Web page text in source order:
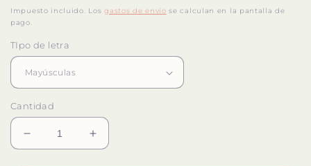
habitual
Impuesto incluido. Losgastos de envío se calculan en la pantalla de
pago.
TIpo de letra
Cantidad
Reducir
cantidad
Aumentar
cantidad